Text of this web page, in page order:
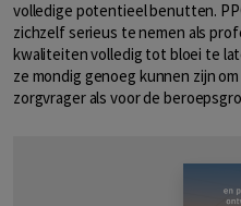
volledige potentieel benutten.
zichzelf serieus te nemen als
kwaliteiten volledig tot bloei te
ze mondig genoeg kunnen zijn
zorgvrager als voor de